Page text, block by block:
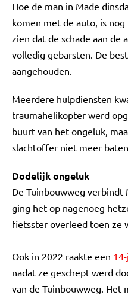
Hoe de man in Made
komen met de auto, is
zien dat de schade aan de
volledig gebarsten. De
aangehouden.
Meerdere hulpdiensten
traumahelikopter werd
buurt van het ongeluk,
slachtoffer niet meer
Dodelijk ongeluk
De Tuinbouwweg
ging het op nagenoeg
fietsster overleed toen ze
Ook in 2022 raakte een
nadat ze geschept werd
van de Tuinbouwweg. Het